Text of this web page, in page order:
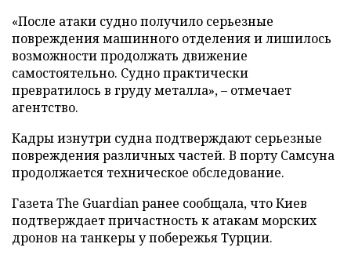
«После атаки судно получило серьезные
повреждения машинного отделения и лишилось
возможности продолжать движение
самостоятельно. Судно практически
превратилось в груду металла», – отмечает
агентство.
Кадры изнутри судна подтверждают серьезные
повреждения различных частей. В порту Самсуна
продолжается техническое обследование.
Газета The Guardian ранее сообщала, что Киев
подтверждает причастность к атакам морских
дронов на танкеры у побережья Турции.